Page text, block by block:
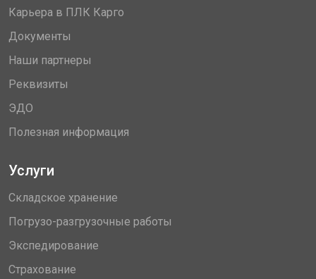
Карьера в ПЛК Карго
Документы
Наши партнеры
Реквизиты
ЭДО
Полезная информация
Услуги
Складское хранение
Погрузо-разгрузочные работы
Экспедирование
Страхование